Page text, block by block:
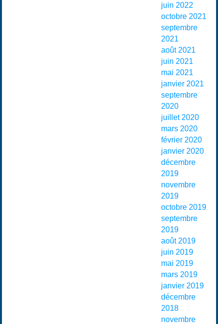
juin 2022
octobre 2021
septembre
2021
août 2021
juin 2021
mai 2021
janvier 2021
septembre
2020
juillet 2020
mars 2020
février 2020
janvier 2020
décembre
2019
novembre
2019
octobre 2019
septembre
2019
août 2019
juin 2019
mai 2019
mars 2019
janvier 2019
décembre
2018
novembre